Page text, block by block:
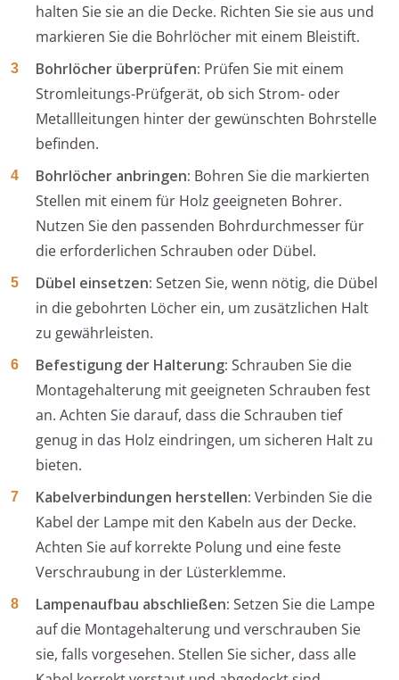
halten Sie sie an die Decke. Richten Sie sie aus und
markieren Sie die Bohrlöcher mit einem Bleistift.
Bohrlöcher überprüfen: Prüfen Sie mit einem
Stromleitungs-Prüfgerät, ob sich Strom- oder
Metallleitungen hinter der gewünschten Bohrstelle
befinden.
Bohrlöcher anbringen: Bohren Sie die markierten
Stellen mit einem für Holz geeigneten Bohrer.
Nutzen Sie den passenden Bohrdurchmesser für
die erforderlichen Schrauben oder Dübel.
Dübel einsetzen: Setzen Sie, wenn nötig, die Dübel
in die gebohrten Löcher ein, um zusätzlichen Halt
zu gewährleisten.
Befestigung der Halterung: Schrauben Sie die
Montagehalterung mit geeigneten Schrauben fest
an. Achten Sie darauf, dass die Schrauben tief
genug in das Holz eindringen, um sicheren Halt zu
bieten.
Kabelverbindungen herstellen: Verbinden Sie die
Kabel der Lampe mit den Kabeln aus der Decke.
Achten Sie auf korrekte Polung und eine feste
Verschraubung in der Lüsterklemme.
Lampenaufbau abschließen: Setzen Sie die Lampe
auf die Montagehalterung und verschrauben Sie
sie, falls vorgesehen. Stellen Sie sicher, dass alle